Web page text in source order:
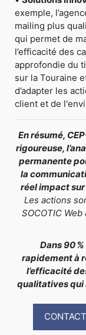
exemple,
mailing plus
qui permet de
l’efficacité des
approfondie du
sur la Touraine
d’adapter les
client et de
En résumé,
rigoureuse,
permanente
la
réel impact
Les actions
SOCOTIC
Dans 90
rapidement à
l’efficacité
qualitatives qui
CONTACT